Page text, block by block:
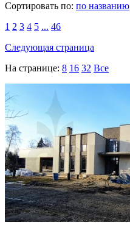
Сортировать по: по названию
1 2 3 4 5 ... 46
Следующая страница
На странице: 8 16 32 Все